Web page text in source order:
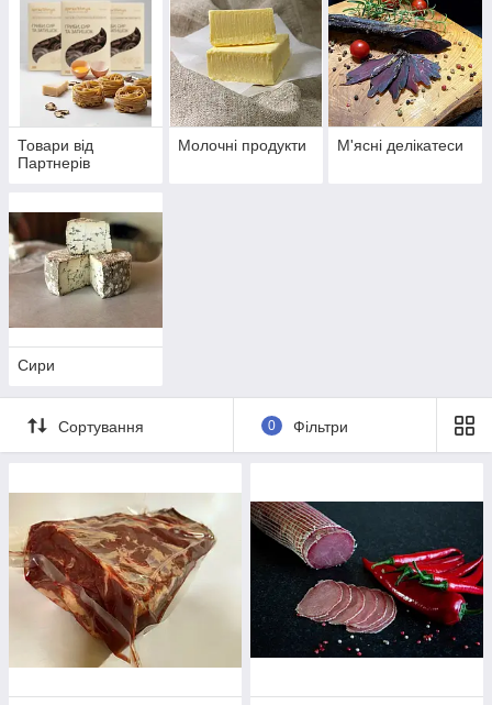
Товари від
Партнерів
Молочні продукти М'ясні делікатеси
Сири
Сортування 0 Фільтри